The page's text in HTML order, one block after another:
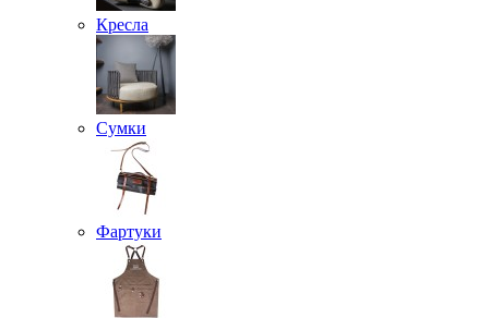
Кресла
Сумки
Фартуки